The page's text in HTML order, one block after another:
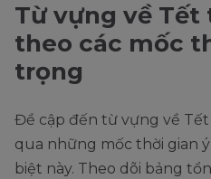
Từ vựng về Tết
theo các mốc
trọng
Đề cập đến từ vựng về
qua những mốc thời gian
biệt này. Theo dõi bảng